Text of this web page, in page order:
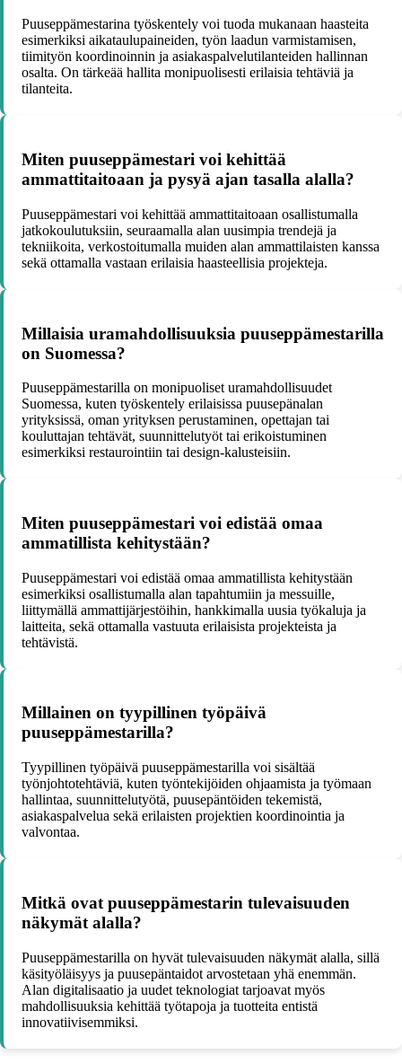
Puuseppämestarina työskentely voi tuoda mukanaan haasteita
esimerkiksi aikataulupaineiden, työn laadun varmistamisen,
tiimityön koordinoinnin ja asiakaspalvelutilanteiden hallinnan
osalta. On tärkeää hallita monipuolisesti erilaisia tehtäviä ja
tilanteita.
Miten puuseppämestari voi kehittää
ammattitaitoaan ja pysyä ajan tasalla alalla?
Puuseppämestari voi kehittää ammattitaitoaan osallistumalla
jatkokoulutuksiin, seuraamalla alan uusimpia trendejä ja
tekniikoita, verkostoitumalla muiden alan ammattilaisten kanssa
sekä ottamalla vastaan erilaisia haasteellisia projekteja.
Millaisia uramahdollisuuksia puuseppämestarilla
on Suomessa?
Puuseppämestarilla on monipuoliset uramahdollisuudet
Suomessa, kuten työskentely erilaisissa puusepänalan
yrityksissä, oman yrityksen perustaminen, opettajan tai
kouluttajan tehtävät, suunnittelutyöt tai erikoistuminen
esimerkiksi restaurointiin tai design-kalusteisiin.
Miten puuseppämestari voi edistää omaa
ammatillista kehitystään?
Puuseppämestari voi edistää omaa ammatillista kehitystään
esimerkiksi osallistumalla alan tapahtumiin ja messuille,
liittymällä ammattijärjestöihin, hankkimalla uusia työkaluja ja
laitteita, sekä ottamalla vastuuta erilaisista projekteista ja
tehtävistä.
Millainen on tyypillinen työpäivä
puuseppämestarilla?
Tyypillinen työpäivä puuseppämestarilla voi sisältää
työnjohtotehtäviä, kuten työntekijöiden ohjaamista ja työmaan
hallintaa, suunnittelutyötä, puusepäntöiden tekemistä,
asiakaspalvelua sekä erilaisten projektien koordinointia ja
valvontaa.
Mitkä ovat puuseppämestarin tulevaisuuden
näkymät alalla?
Puuseppämestarilla on hyvät tulevaisuuden näkymät alalla, sillä
käsityöläisyys ja puusepäntaidot arvostetaan yhä enemmän.
Alan digitalisaatio ja uudet teknologiat tarjoavat myös
mahdollisuuksia kehittää työtapoja ja tuotteita entistä
innovatiivisemmiksi.